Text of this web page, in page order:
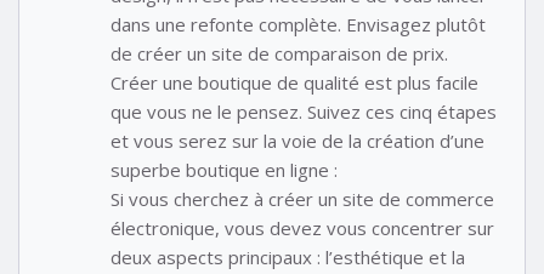
dans une refonte complète. Envisagez plutôt
de créer un site de comparaison de prix.
Créer une boutique de qualité est plus facile
que vous ne le pensez. Suivez ces cinq étapes
et vous serez sur la voie de la création d’une
superbe boutique en ligne :
Si vous cherchez à créer un site de commerce
électronique, vous devez vous concentrer sur
deux aspects principaux : l’esthétique et la